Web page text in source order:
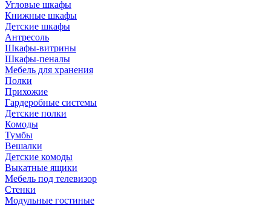
Угловые шкафы
Книжные шкафы
Детские шкафы
Антресоль
Шкафы-витрины
Шкафы-пеналы
Мебель для хранения
Полки
Прихожие
Гардеробные системы
Детские полки
Комоды
Тумбы
Вешалки
Детские комоды
Выкатные ящики
Мебель под телевизор
Стенки
Модульные гостиные